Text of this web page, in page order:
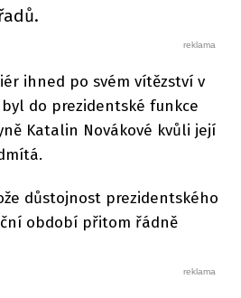
ihned po svém vítězství v
do prezidentské funkce
Katalin Novákové kvůli její
důstojnost prezidentského
období přitom řádně